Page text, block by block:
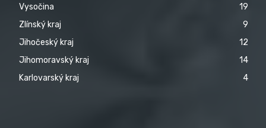
Vysočina
19
Zlínský kraj
9
Jihočeský kraj
12
Jihomoravský kraj
14
Karlovarský kraj
4